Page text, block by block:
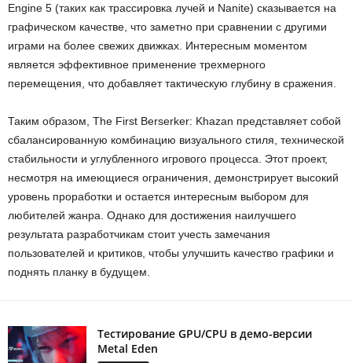
Engine 5 (таких как трассировка лучей и Nanite) сказывается на
графическом качестве, что заметно при сравнении с другими
играми на более свежих движках. Интересным моментом
является эффективное применение трехмерного
перемещения, что добавляет тактическую глубину в сражения.
Таким образом, The First Berserker: Khazan представляет собой
сбалансированную комбинацию визуального стиля, технической
стабильности и углубленного игрового процесса. Этот проект,
несмотря на имеющиеся ограничения, демонстрирует высокий
уровень проработки и остается интересным выбором для
любителей жанра. Однако для достижения наилучшего
результата разработчикам стоит учесть замечания
пользователей и критиков, чтобы улучшить качество графики и
поднять планку в будущем.
Тестирование GPU/CPU в демо-версии
Metal Eden